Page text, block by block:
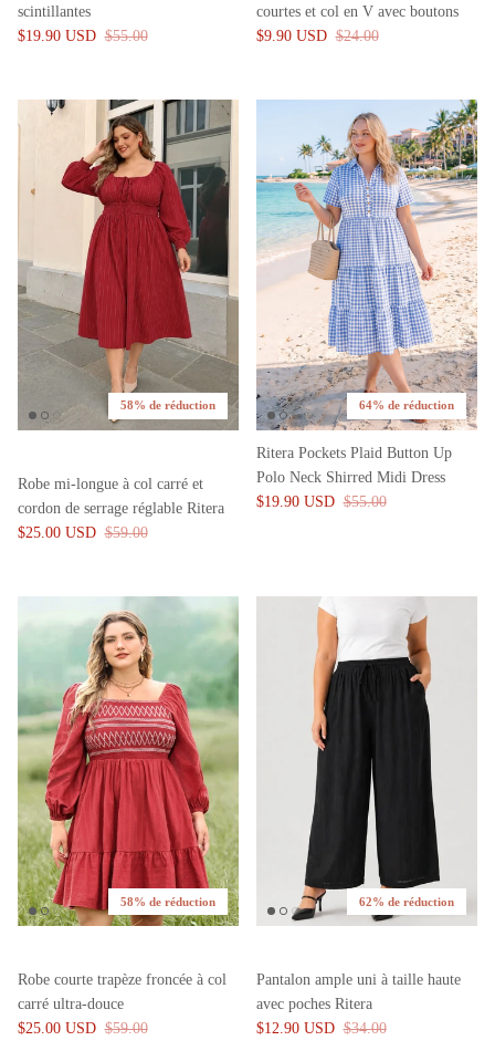
scintillantes
$19.90 USD $55.00
courtes et col en V avec boutons
$9.90 USD $24.00
58% de réduction
Robe mi-longue à col carré et
cordon de serrage réglable Ritera
$25.00 USD $59.00
64% de réduction
Ritera Pockets Plaid Button Up
Polo Neck Shirred Midi Dress
$19.90 USD $55.00
58% de réduction
Robe courte trapèze froncée à col
carré ultra-douce
$25.00 USD $59.00
62% de réduction
Pantalon ample uni à taille haute
avec poches Ritera
$12.90 USD $34.00